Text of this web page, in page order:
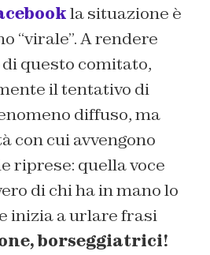
la situazione è
“virale”. A rendere
questo comitato,
il tentativo di
diffuso, ma
con cui avvengono
riprese: quella voce
di chi ha in mano lo
inizia a urlare frasi
borseggiatrici!